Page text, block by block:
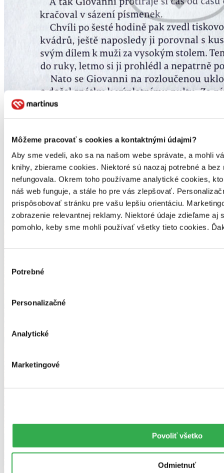
Môžeme pracovať s cookies a kontaktnými údajmi?
Aby sme vedeli, ako sa na našom webe správate, a mohli
knihy, zbierame cookies. Niektoré sú naozaj potrebné a
nefungovala. Okrem toho používame analytické cookies,
náš web funguje, a stále ho pre vás zlepšovať.
prispôsobovať stránku pre vašu lepšiu orientáciu.
zobrazenie relevantnej reklamy. Niektoré údaje zdieľame aj
pomohlo, keby sme mohli používať všetky tieto cookies.
súhlasu
Potrebné
Personalizačné
Analytické
Marketingové
Povoliť všetko
Odmietnuť